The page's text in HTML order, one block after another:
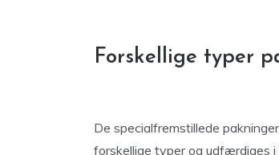
Forskellige typer
De specialfremstillede
forskellige typer og udfærdiges